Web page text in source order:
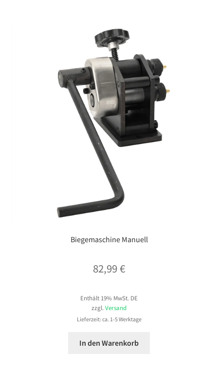
Biegemaschine Manuell
82,99€
Enthält 19% MwSt. DE
zzgl.Versand
Lieferzeit: ca. 1-5 Werktage
In den Warenkorb